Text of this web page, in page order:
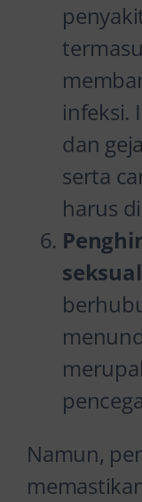
infeksi.
dan
serta
harus
Namun,